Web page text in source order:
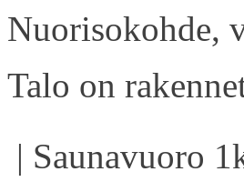
Nuorisokohde,
Talo on
| Saunavuoro